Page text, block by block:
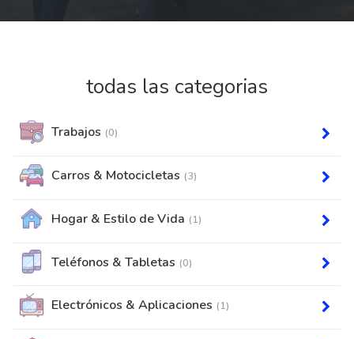
todas las categorias
Trabajos (0)
Carros & Motocicletas (3)
Hogar & Estilo de Vida (1)
Teléfonos & Tabletas (0)
Electrónicos & Aplicaciones (1)